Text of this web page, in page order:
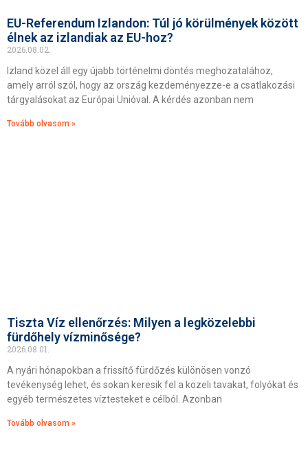
EU-Referendum Izlandon: Túl jó körülmények között
élnek az izlandiak az EU-hoz?
2026.08.02.
Izland közel áll egy újabb történelmi döntés meghozatalához,
amely arról szól, hogy az ország kezdeményezze-e a csatlakozási
tárgyalásokat az Európai Unióval. A kérdés azonban nem
Tovább olvasom »
Tiszta Víz ellenőrzés: Milyen a legközelebbi
fürdőhely vízminősége?
2026.08.01.
A nyári hónapokban a frissítő fürdőzés különösen vonzó
tevékenység lehet, és sokan keresik fel a közeli tavakat, folyókat és
egyéb természetes víztesteket e célból. Azonban
Tovább olvasom »